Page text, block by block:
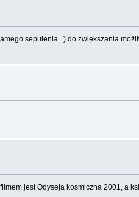
sepulenia...) do zwiększania
jest Odyseja kosmiczna 2001, a